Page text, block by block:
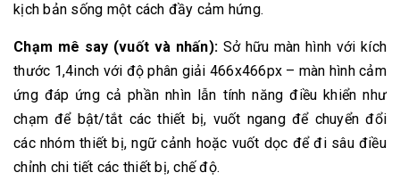
kịch bản sống một cách đầy cảm hứng.
Chạm mê say (vuốt và nhấn): Sở hữu màn hình với kích
thước 1,4inch với độ phân giải 466x466px – màn hình cảm
ứng đáp ứng cả phần nhìn lẫn tính năng điều khiển như
chạm để bật/tắt các thiết bị, vuốt ngang để chuyển đổi
các nhóm thiết bị, ngữ cảnh hoặc vuốt dọc để đi sâu điều
chỉnh chi tiết các thiết bị, chế độ.